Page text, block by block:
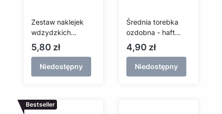
Zestaw naklejek
wdzydzkich
(przezroczyste tło)
Cena
5,80 zł
Niedostępny
Średnia torebka
ozdobna - haft
Wdzydze
Cena
4,90 zł
Niedostępny
Bestseller